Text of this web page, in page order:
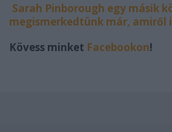
Sarah Pinborough egy másik
megismerkedtünk már,
Kövess minket Facebookon!